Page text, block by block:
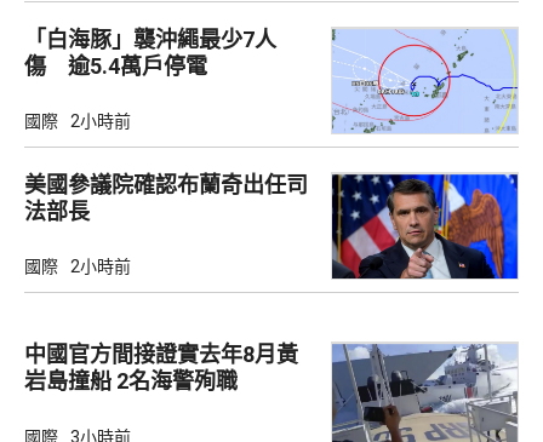
「白海豚」襲沖繩最少7人
傷 逾5.4萬戶停電
國際 2小時前
美國參議院確認布蘭奇出任司
法部長
國際 2小時前
中國官方間接證實去年8月黃
岩島撞船 2名海警殉職
國際 3小時前